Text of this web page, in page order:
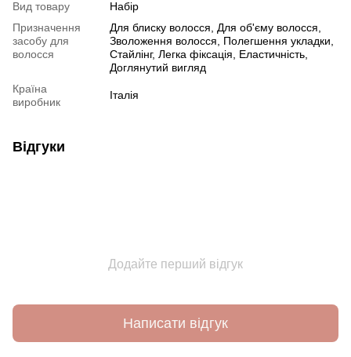
Вид товару
Набір
Призначення
засобу для
волосся
Для блиску волосся, Для об'єму волосся,
Зволоження волосся, Полегшення укладки,
Стайлінг, Легка фіксація, Еластичність,
Доглянутий вигляд
Країна
виробник
Італія
Відгуки
Додайте перший відгук
Написати відгук